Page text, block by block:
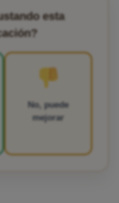
esta
No, puede
mejorar